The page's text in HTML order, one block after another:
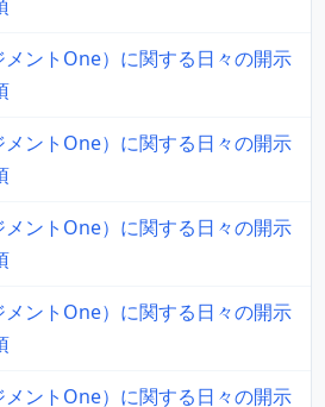
ントOne）に関する日々の開示
ントOne）に関する日々の開示
ントOne）に関する日々の開示
ントOne）に関する日々の開示
ントOne）に関する日々の開示